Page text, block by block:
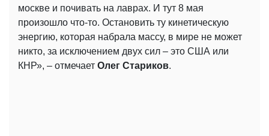
москве и почивать на лаврах. И тут 8 мая
произошло что-то. Остановить ту кинетическую
энергию, которая набрала массу, в мире не может
никто, за исключением двух сил – это США или
КНР», – отмечает Олег Стариков.